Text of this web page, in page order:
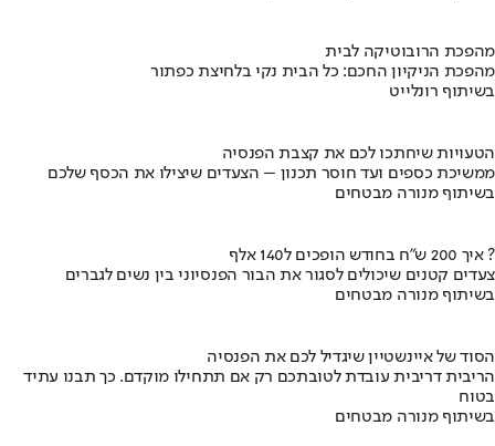
מהפכת הרובוטיקה לבית
מהפכת הניקיון החכם: כל הבית נקי בלחיצת כפתור
בשיתוף רונלייט
הטעויות שיחתכו לכם את קצבת הפנסיה
ממשיכת כספים ועד חוסר תכנון – הצעדים שיצילו את הכסף שלכם
בשיתוף מנורה מבטחים
איך 200 ש"ח בחודש הופכים ל140 אלף ?
צעדים קטנים שיכולים לסגור את הבור הפנסיוני בין נשים לגברים
בשיתוף מנורה מבטחים
הסוד של איינשטיין שיגדיל לכם את הפנסיה
הריבית דריבית עובדת לטובתכם רק אם תתחילו מוקדם. כך תבנו עתיד
בטוח
בשיתוף מנורה מבטחים